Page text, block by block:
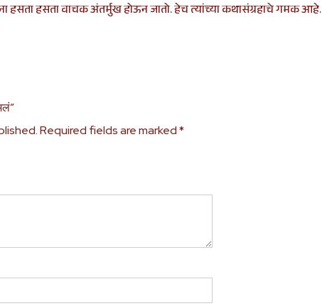
हसता हसता वाचक अंतर्मुख होऊन जातो. हेच त्यांच्या कथासंग्रहाचे गमक आहे.
Required fields are marked*